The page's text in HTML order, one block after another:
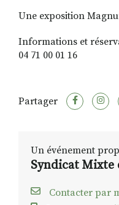
Une exposition
Informations et
04 71 00 01 16
Partager
Un événement
Syndicat Mixte
Contacter par